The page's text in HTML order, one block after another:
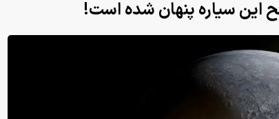
سگ با فَک
یک فک
(ویدئو) تولد یک گکوی دو سر در پنسیلوانیا